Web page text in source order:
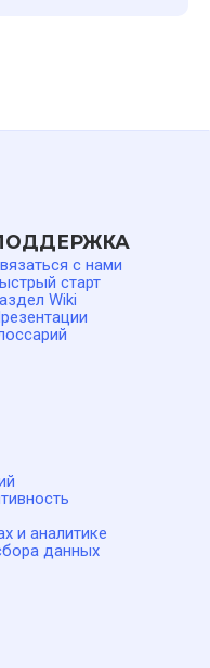
ПО
программ
UX), расчета
права
ФОКУЗ
Helm.
в разделе